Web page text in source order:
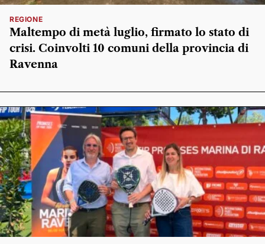
REGIONE
Maltempo di metà luglio, firmato lo stato di
crisi. Coinvolti 10 comuni della provincia di
Ravenna